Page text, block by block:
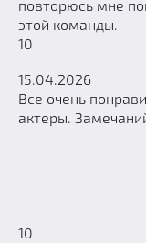
повторюсь мне
этой команды.
10
15.04.2026
Все очень
актеры.
10